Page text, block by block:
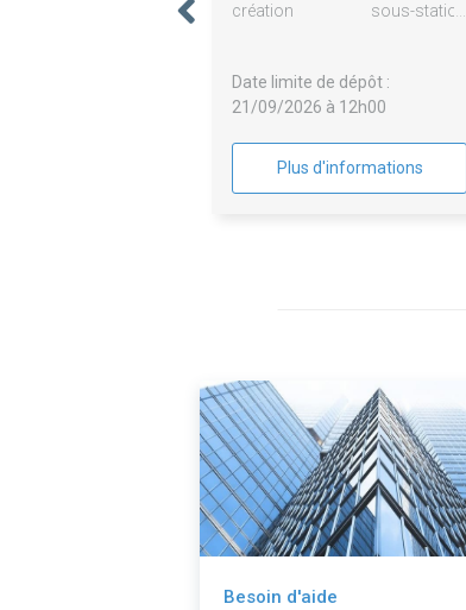
création sous-station
Date limite de dépôt :
21/09/2026 à 12h00
Plus d'informations
Besoin d'aide